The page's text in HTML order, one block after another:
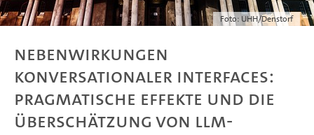
Foto: UHH/Denstorf
Nebenwirkungen
konversationaler Interfaces:
Pragmatische Effekte und die
Überschätzung von LLM-